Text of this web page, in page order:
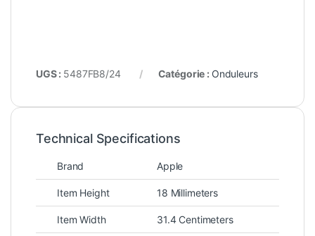
UGS : 5487FB8/24 Catégorie : Onduleurs
Technical Specifications
Brand Apple
Item Height 18 Millimeters
Item Width 31.4 Centimeters